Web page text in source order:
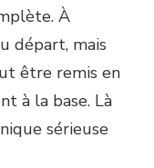
À
départ, mais
être remis en
à la base. Là
sérieuse